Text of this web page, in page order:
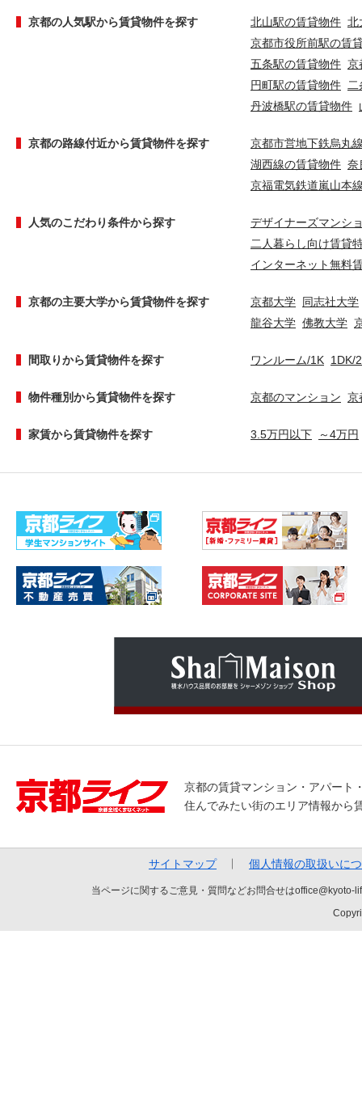
京都の人気駅から賃貸物件を探す 北山駅の賃貸物件 北
京都市役所前駅の賃
五条駅の賃貸物件 京
円町駅の賃貸物件
丹波橋駅の賃貸物件
京都の路線付近から賃貸物件を探す
京都市営地下鉄烏丸
湖西線の賃貸物件 奈
京福電気鉄道嵐山本
人気のこだわり条件から探す
デザイナーズマンシ
二人暮らし向け賃貸
インターネット無料
京都の主要大学から賃貸物件を探す 京都大学 同志社大学
龍谷大学 佛教大学
間取りから賃貸物件を探す ワンルーム/1K 1DK/
物件種別から賃貸物件を探す 京都のマンション 京
家賃から賃貸物件を探す 3.5万円以下 ～4万円
京都の賃貸マンション・アパート
住んでみたい街のエリア情報から
サイトマップ 個人情報の取扱いに
当ページに関するご意見・質問などお問合せは